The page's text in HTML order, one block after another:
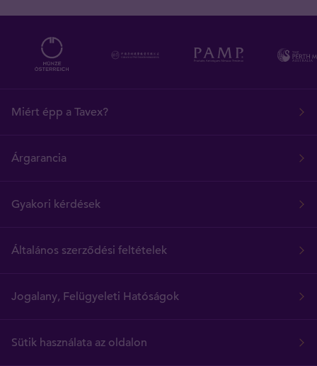
Miért épp a Tavex?
Árgarancia
Gyakori kérdések
Általános szerződési feltételek
Jogalany, Felügyeleti Hatóságok
Sütik használata az oldalon